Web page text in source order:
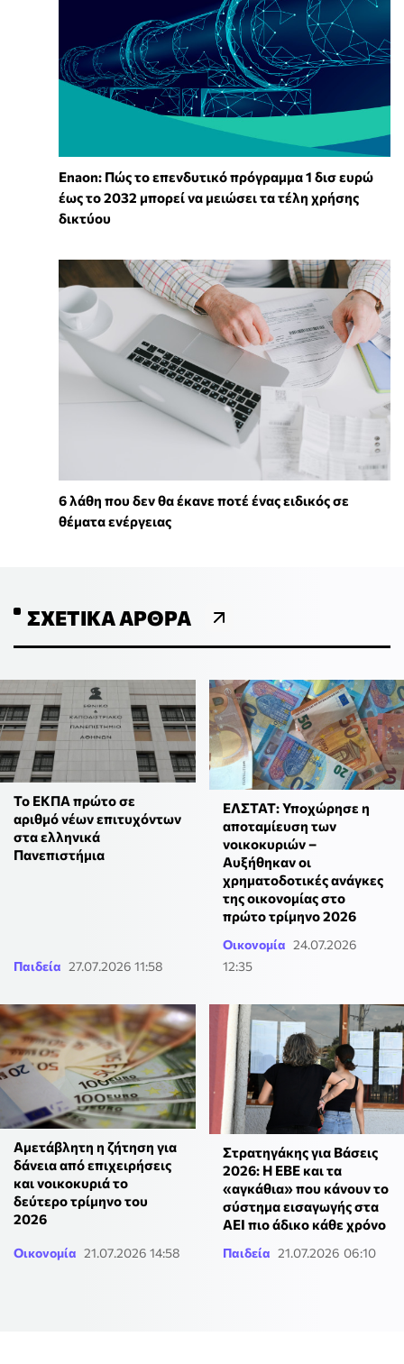
Enaon: Πώς το επενδυτικό πρόγραμμα 1 δισ ευρώ
έως το 2032 μπορεί να μειώσει τα τέλη χρήσης
δικτύου
6 λάθη που δεν θα έκανε ποτέ ένας ειδικός σε
θέματα ενέργειας
ΣΧΕΤΙΚΆ ΆΡΘΡΑ
To ΕΚΠΑ πρώτο σε
αριθμό νέων επιτυχόντων
στα ελληνικά
Πανεπιστήμια
Παιδεία 27.07.2026 11:58
ΕΛΣΤΑΤ: Υποχώρησε η
αποταμίευση των
νοικοκυριών –
Αυξήθηκαν οι
χρηματοδοτικές ανάγκες
της οικονομίας στο
πρώτο τρίμηνο 2026
Οικονομία 24.07.2026
12:35
Αμετάβλητη η ζήτηση για
δάνεια από επιχειρήσεις
και νοικοκυριά το
δεύτερο τρίμηνο του
2026
Οικονομία 21.07.2026 14:58
Στρατηγάκης για Βάσεις
2026: Η ΕΒΕ και τα
«αγκάθια» που κάνουν το
σύστημα εισαγωγής στα
ΑΕΙ πιο άδικο κάθε χρόνο
Παιδεία 21.07.2026 06:10